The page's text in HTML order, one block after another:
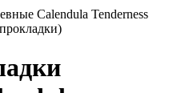
Calendula Tenderness